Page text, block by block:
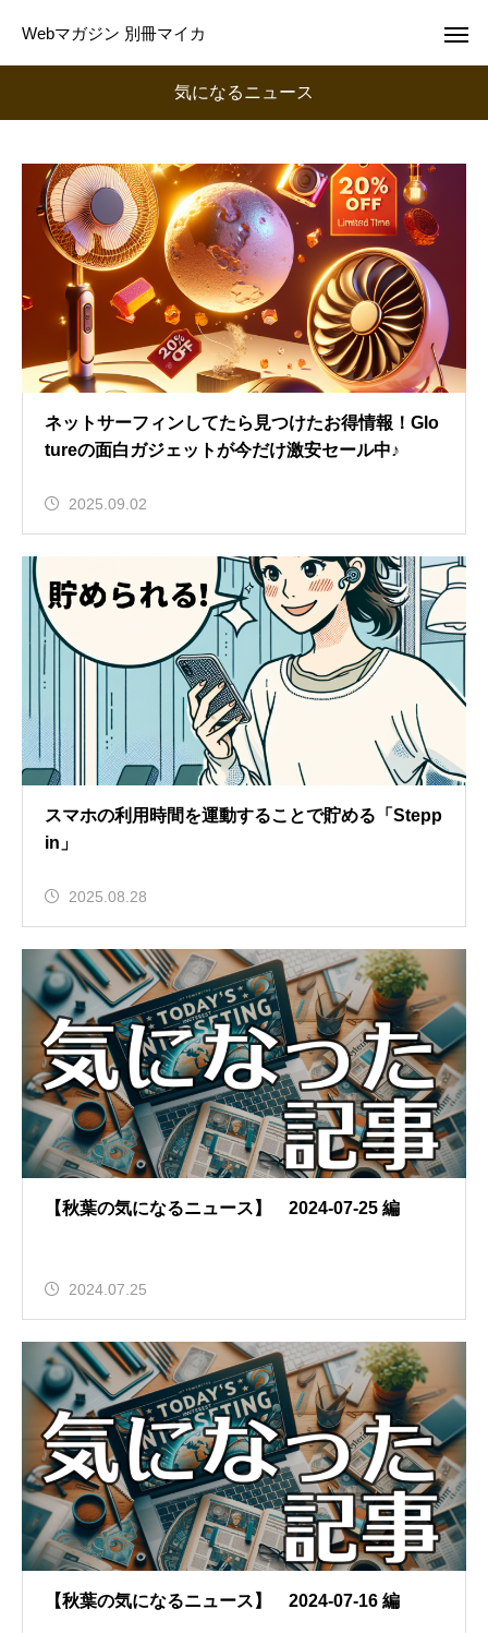
Webマガジン 別冊マイカ
気になるニュース
ネットサーフィンしてたら見つけたお得情報！Glo
tureの面白ガジェットが今だけ激安セール中♪
2025.09.02
スマホの利用時間を運動することで貯める「Stepp
in」
2025.08.28
【秋葉の気になるニュース】 2024-07-25 編
2024.07.25
【秋葉の気になるニュース】 2024-07-16 編